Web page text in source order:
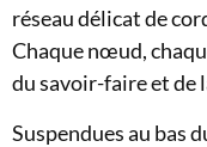
réseau délicat de
Chaque nœud,
du savoir-faire et de
Suspendues au bas